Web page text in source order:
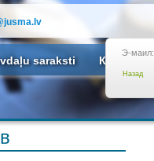
Э-маил:
Назад
saraksti Контакты